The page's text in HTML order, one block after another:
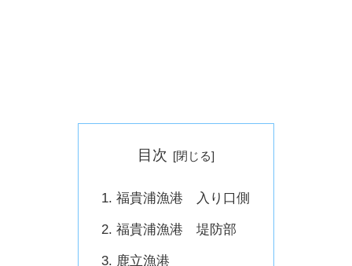
目次
福貴浦漁港 入り口側
福貴浦漁港 堤防部
鹿立漁港